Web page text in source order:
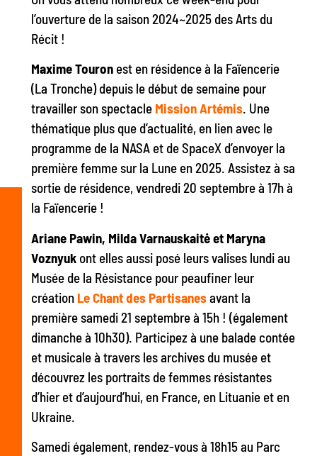
l’ouverture de la saison 2024~2025 des Arts du
Récit !
Maxime Touronest en résidence à la Faïencerie
(La Tronche) depuis le début de semaine pour
travailler son spectacle Mission Artémis. Une
thématique plus que d’actualité, en lien avec le
programme de la NASA et de SpaceX d’envoyer la
première femme sur la Lune en 2025. Assistez à sa
sortie de résidence, vendredi 20 septembre à 17h à
la Faïencerie !
Ariane Pawin, Milda Varnauskaitė et Maryna
Voznyukont elles aussi posé leurs valises lundi au
Musée de la Résistance pour peaufiner leur
création Le Chant des Partisanesavant la
première samedi 21 septembre à 15h ! (également
dimanche à 10h30). Participez à une balade contée
et musicale à travers les archives du musée et
découvrez les portraits de femmes résistantes
d’hier et d’aujourd’hui, en France, en Lituanie et en
Ukraine.
Samedi également, rendez-vous à 18h15 au Parc